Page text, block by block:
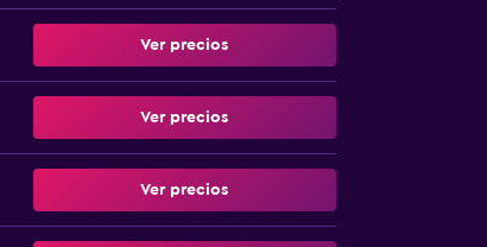
Ver precios
Ver precios
Ver precios